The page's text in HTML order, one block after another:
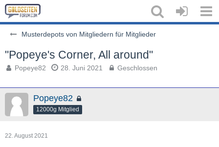
Musterdepots von Mitgliedern für Mitglieder
"Popeye's Corner, All around"
Popeye82 28. Juni 2021 Geschlossen
Popeye82
12000g Mitglied
22. August 2021